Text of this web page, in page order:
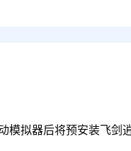
模拟器后将预安装飞剑